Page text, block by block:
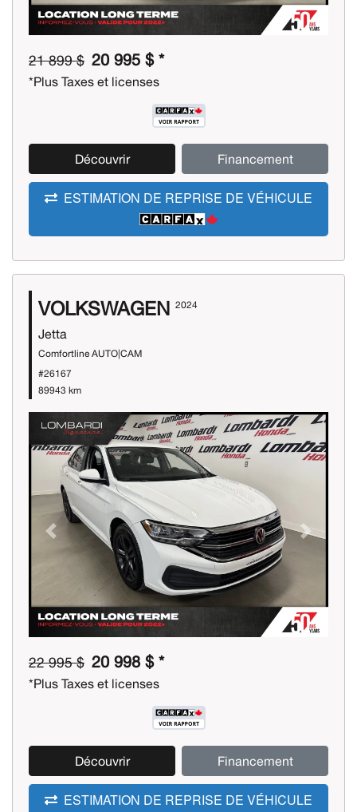
21 899 $ 20 995 $ *
*Plus Taxes et licenses
Découvrir Financement
ESTIMATION DE REPRISE DE VÉHICULE
VOLKSWAGEN 2024
Jetta
Comfortline AUTO|CAM
#26167
89943 km
Previous Next
22 995 $ 20 998 $ *
*Plus Taxes et licenses
Découvrir Financement
ESTIMATION DE REPRISE DE VÉHICULE